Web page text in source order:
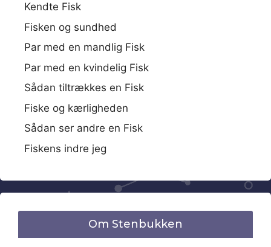
Kendte Fisk
Fisken og sundhed
Par med en mandlig Fisk
Par med en kvindelig Fisk
Sådan tiltrækkes en Fisk
Fiske og kærligheden
Sådan ser andre en Fisk
Fiskens indre jeg
Om Stenbukken